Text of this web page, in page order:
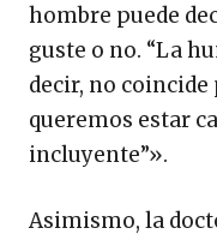
hombre puede
guste o no. “La
decir, no coincide
queremos estar
incluyente”».
Asimismo, la